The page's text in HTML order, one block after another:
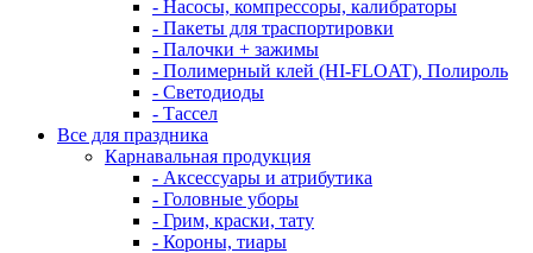
- Насосы, компрессоры, калибраторы
- Пакеты для траспортировки
- Палочки + зажимы
- Полимерный клей (HI-FLOAT), Полироль
- Светодиоды
- Тассел
Все для праздника
Карнавальная продукция
- Аксессуары и атрибутика
- Головные уборы
- Грим, краски, тату
- Короны, тиары